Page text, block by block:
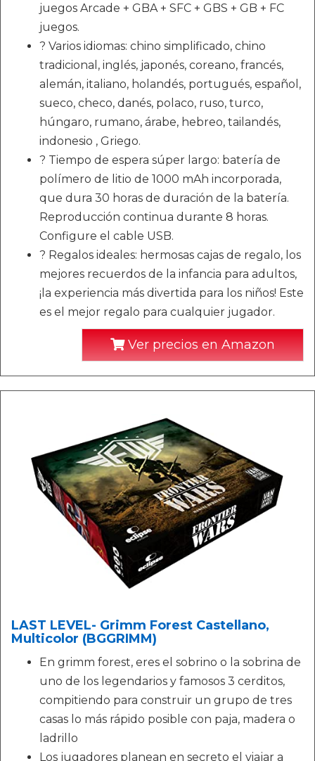
juegos Arcade + GBA + SFC + GBS + GB + FC
juegos.
? Varios idiomas: chino simplificado, chino
tradicional, inglés, japonés, coreano, francés,
alemán, italiano, holandés, portugués, español,
sueco, checo, danés, polaco, ruso, turco,
húngaro, rumano, árabe, hebreo, tailandés,
indonesio , Griego.
? Tiempo de espera súper largo: batería de
polímero de litio de 1000 mAh incorporada,
que dura 30 horas de duración de la batería.
Reproducción continua durante 8 horas.
Configure el cable USB.
? Regalos ideales: hermosas cajas de regalo, los
mejores recuerdos de la infancia para adultos,
¡la experiencia más divertida para los niños! Este
es el mejor regalo para cualquier jugador.
Ver precios en Amazon
LAST LEVEL- Grimm Forest Castellano,
Multicolor (BGGRIMM)
En grimm forest, eres el sobrino o la sobrina de
uno de los legendarios y famosos 3 cerditos,
compitiendo para construir un grupo de tres
casas lo más rápido posible con paja, madera o
ladrillo
Los jugadores planean en secreto el viajar a